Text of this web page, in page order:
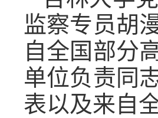
监察专员胡
自全国部分
单位负责同
表以及来自